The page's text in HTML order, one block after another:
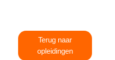
Terug naar
opleidingen